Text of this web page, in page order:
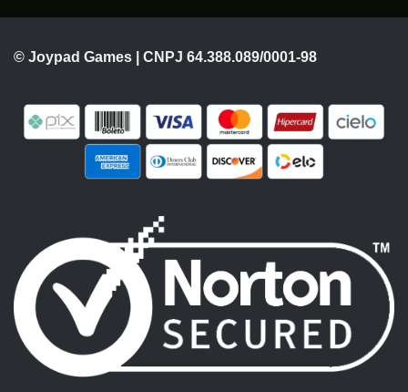
© Joypad Games | CNPJ 64.388.089/0001-98